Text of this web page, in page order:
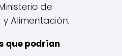
de
Alimentación.
que podrían